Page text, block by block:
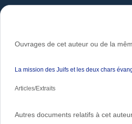
Ouvrages de cet auteur ou de la
La mission des Juifs et les deux chars
Articles/Extraits
Autres documents relatifs à cet